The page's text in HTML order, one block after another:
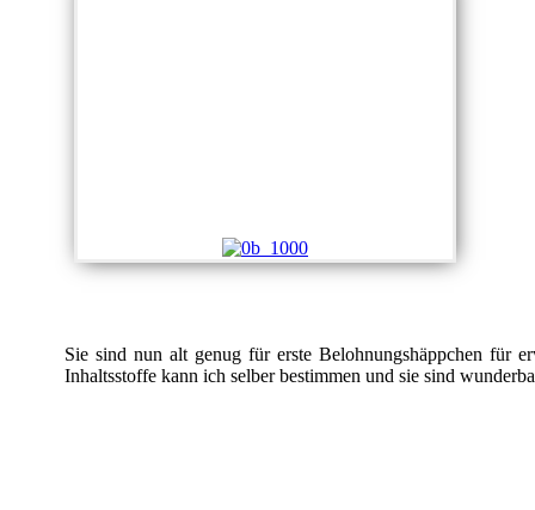
Sie sind nun alt genug für erste Belohnungshäppchen für
Inhaltsstoffe kann ich selber bestimmen und sie sind